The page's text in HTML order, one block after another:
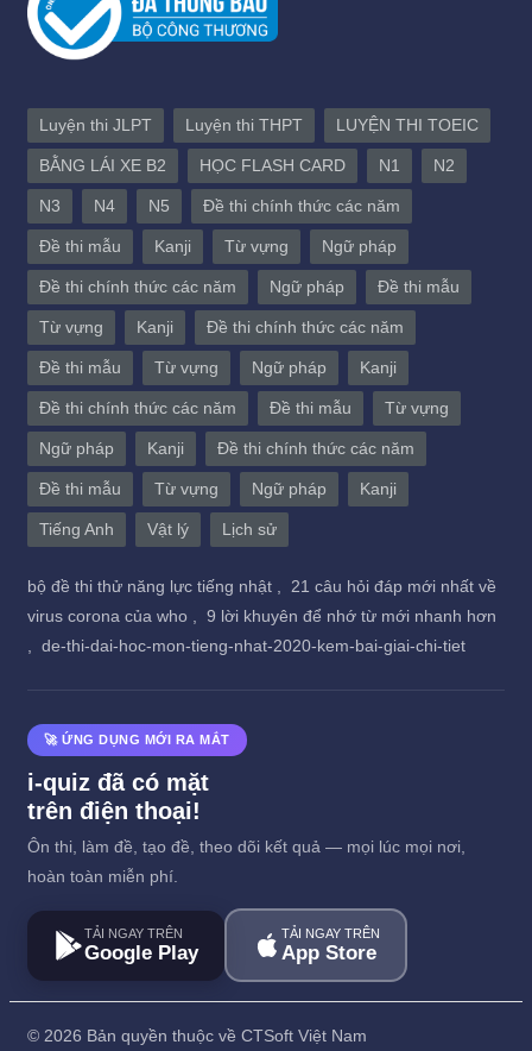
Luyện thi JLPT Luyện thi THPT LUYỆN THI TOEIC
BẰNG LÁI XE B2 HỌC FLASH CARD N1 N2
N3 N4 N5 Đề thi chính thức các năm
Đề thi mẫu Kanji Từ vựng Ngữ pháp
Đề thi chính thức các năm Ngữ pháp Đề thi mẫu
Từ vựng Kanji Đề thi chính thức các năm
Đề thi mẫu Từ vựng Ngữ pháp Kanji
Đề thi chính thức các năm Đề thi mẫu Từ vựng
Ngữ pháp Kanji Đề thi chính thức các năm
Đề thi mẫu Từ vựng Ngữ pháp Kanji
Tiếng Anh Vật lý Lịch sử
bộ đề thi thử năng lực tiếng nhật , 21 câu hỏi đáp mới nhất về
virus corona của who , 9 lời khuyên để nhớ từ mới nhanh hơn
, de-thi-dai-hoc-mon-tieng-nhat-2020-kem-bai-giai-chi-tiet
🚀 ỨNG DỤNG MỚI RA MẮT
i-quiz đã có mặt
trên điện thoại!
Ôn thi, làm đề, tạo đề, theo dõi kết quả — mọi lúc mọi nơi,
hoàn toàn miễn phí.
TẢI NGAY TRÊN
Google Play
TẢI NGAY TRÊN
App Store
© 2026 Bản quyền thuộc về CTSoft Việt Nam